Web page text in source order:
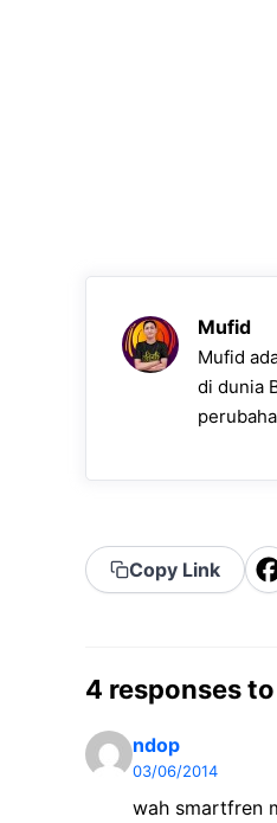
Mufid
Mufid
di dunia
Copy Link
F
a
e
o
4 responses
ndop
03/06/2014
wah smartfren